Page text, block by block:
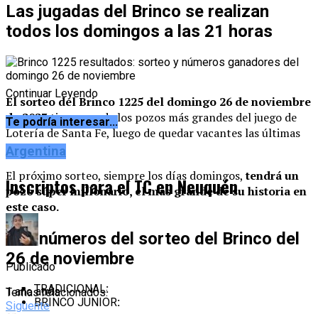
Las jugadas del Brinco se realizan
todos los domingos a las 21 horas
El sorteo del Brinco 1225 del domingo 26 de noviembre
de 2023tiene uno de los pozos más grandes del juego de
Lotería de Santa Fe, luego de quedar vacantes las últimas
jugadas
El próximo sorteo, siempre los días domingos,tendrá un
pozo súper millonario, el más grande de su historia en
este caso.
Los números del sorteo del Brinco del
26 de noviembre
TRADICIONAL:
BRINCO JUNIOR:
Temas relacionados:
Siguente
Continuar Leyendo
Te podría interesar...
Argentina
Inscriptos para el TC en Neuquén
Publicado
1 año atrás